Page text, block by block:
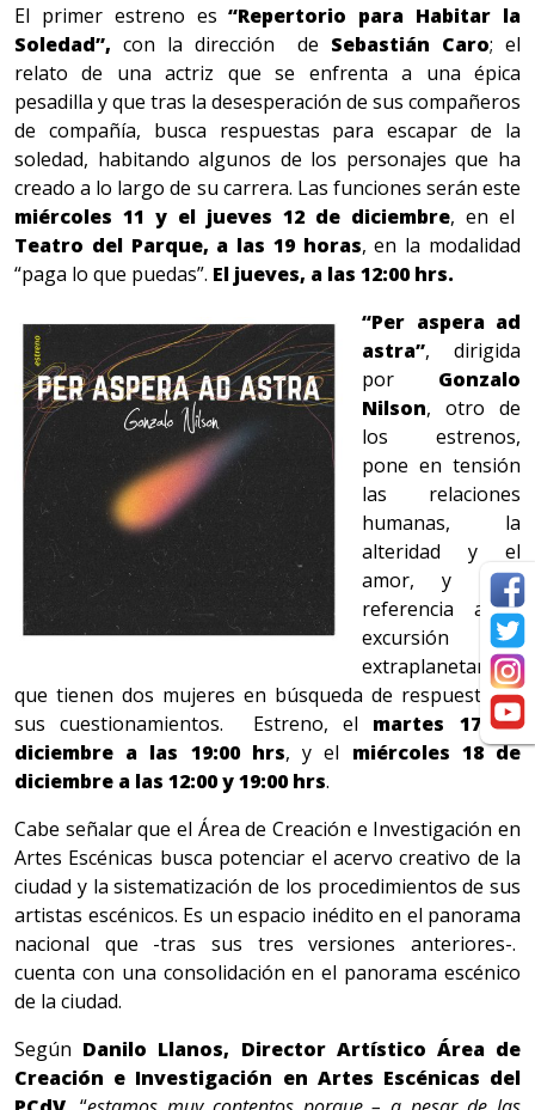
El primer estreno es “Repertorio para Habitar la
Soledad”, con la dirección de Sebastián Caro; el
relato de una actriz que se enfrenta a una épica
pesadilla y que tras la desesperación de sus compañeros
de compañía, busca respuestas para escapar de la
soledad, habitando algunos de los personajes que ha
creado a lo largo de su carrera. Las funciones serán este
miércoles 11 y el jueves 12 de diciembre, en el
Teatro del Parque, a las 19 horas, en la modalidad
“paga lo que puedas”. El jueves, a las 12:00 hrs.
“Per aspera ad
astra”, dirigida
por Gonzalo
Nilson, otro de
los estrenos,
pone en tensión
las relaciones
humanas, la
alteridad y el
amor, y hace
referencia a la
excursión
extraplanetaria
que tienen dos mujeres en búsqueda de respuestas a
sus cuestionamientos. Estreno, el martes 17 de
diciembre a las 19:00 hrs, y el miércoles 18 de
diciembre a las 12:00 y 19:00 hrs.
Cabe señalar que el Área de Creación e Investigación en
Artes Escénicas busca potenciar el acervo creativo de la
ciudad y la sistematización de los procedimientos de sus
artistas escénicos. Es un espacio inédito en el panorama
nacional que -tras sus tres versiones anteriores-.
cuenta con una consolidación en el panorama escénico
de la ciudad.
Según Danilo Llanos, Director Artístico Área de
Creación e Investigación en Artes Escénicas del